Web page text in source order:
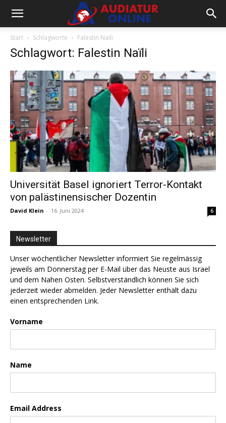
Start Schlagworte Falestin Naïli
Schlagwort: Falestin Naïli
Universität Basel ignoriert Terror-Kontakt
von palästinensischer Dozentin
David Klein - 16. Juni 2024 6
Newsletter
Unser wöchentlicher Newsletter informiert Sie regelmässig
jeweils am Donnerstag per E-Mail über das Neuste aus Israel
und dem Nahen Osten. Selbstverständlich können Sie sich
jederzeit wieder abmelden. Jeder Newsletter enthält dazu
einen entsprechenden Link.
Vorname
Name
Email Address